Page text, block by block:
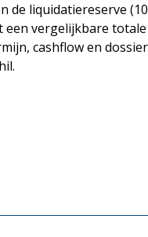
de liquidatiereserve
een vergelijkbare
cashflow en